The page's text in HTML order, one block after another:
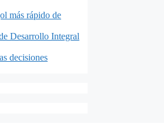
más rápido de
Desarrollo Integral
decisiones